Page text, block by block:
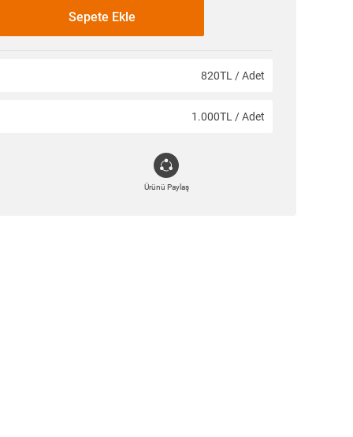
Sepete Ekle
820TL / Adet
1.000TL / Adet
Ürünü Paylaş